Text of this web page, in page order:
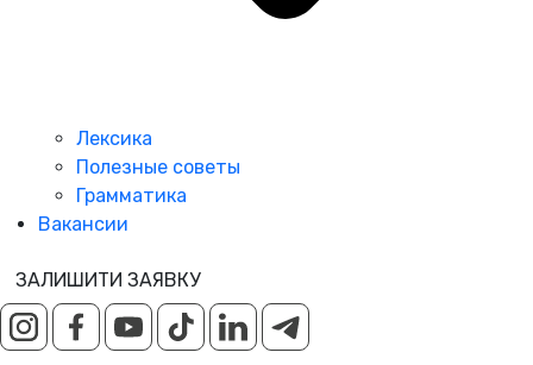
Лексика
Полезные советы
Грамматика
Вакансии
ЗАЛИШИТИ ЗАЯВКУ